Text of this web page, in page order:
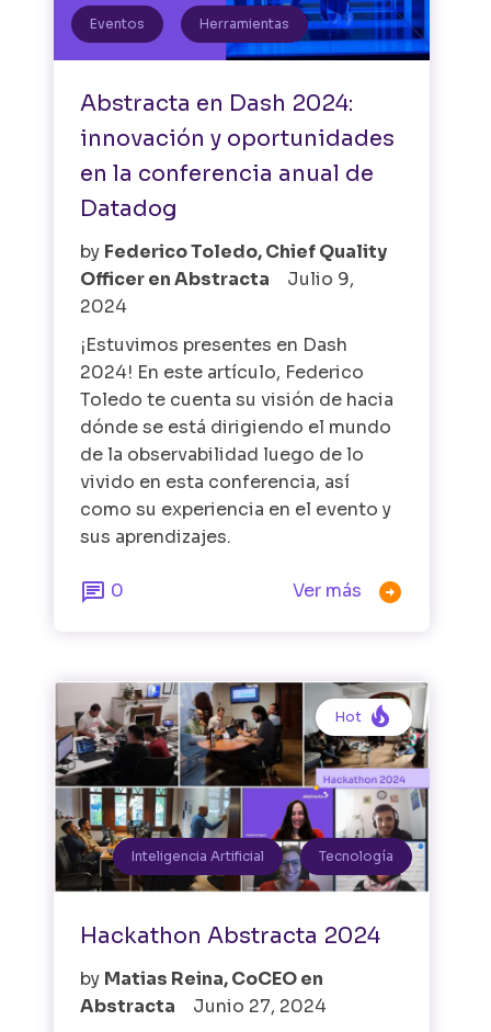
Eventos Herramientas
Abstracta en Dash 2024:
innovación y oportunidades
en la conferencia anual de
Datadog
by Federico Toledo, Chief Quality
Officer en Abstracta
Julio 9,
2024
¡Estuvimos presentes en Dash
2024! En este artículo, Federico
Toledo te cuenta su visión de hacia
dónde se está dirigiendo el mundo
de la observabilidad luego de lo
vivido en esta conferencia, así
como su experiencia en el evento y
sus aprendizajes.
 0 Ver más 
Hot 
Inteligencia Artificial Tecnología
Hackathon Abstracta 2024
by Matias Reina, CoCEO en
Abstracta
Junio 27, 2024